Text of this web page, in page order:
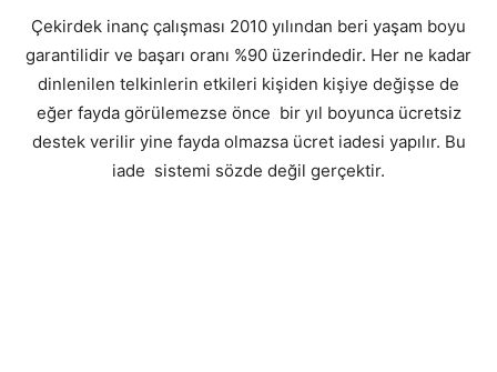
Çekirdek inanç çalışması 2010 yılından beri yaşam boyu
garantilidir ve başarı oranı %90 üzerindedir. Her ne kadar
dinlenilen telkinlerin etkileri kişiden kişiye değişse de
eğer fayda görülemezse önce bir yıl boyunca ücretsiz
destek verilir yine fayda olmazsa ücret iadesi yapılır. Bu
iade sistemi sözde değil gerçektir.